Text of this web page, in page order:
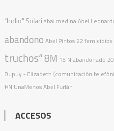
"Indio" Solari abal medinaAbel
abandono Abel Pintos 22 femicidios
truchos”8M 15 N abandonado
Dupuy - Elizabeth (comunicación
#NiUnaMenosAbel Furlán
ACCESOS